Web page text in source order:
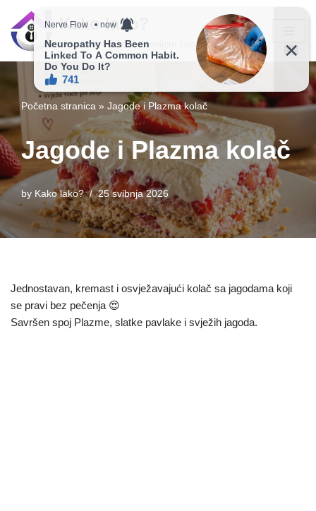
Skip
content
Kako lako?
Vaš vodič ka jednostavnijem životu!
Početna stranica » Jagode i Plazma kolač
Jagode i Plazma kolač
by Kako lako? 25 svibnja 2026
Jednostavan, kremast i osvježavajući kolač sa jagodama koji
se pravi bez pečenja 😍
Savršen spoj Plazme, slatke pavlake i svježih jagoda.